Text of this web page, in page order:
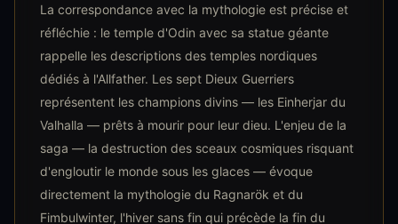
La correspondance avec la mythologie est précise et
réfléchie : le temple d'Odin avec sa statue géante
rappelle les descriptions des temples nordiques
dédiés à l'Allfather. Les sept Dieux Guerriers
représentent les champions divins — les Einherjar du
Valhalla — prêts à mourir pour leur dieu. L'enjeu de la
saga — la destruction des sceaux cosmiques risquant
d'engloutir le monde sous les glaces — évoque
directement la mythologie du Ragnarök et du
Fimbulwinter, l'hiver sans fin qui précède la fin du